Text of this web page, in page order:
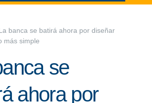
La banca se batirá ahora por diseñar
más simple
se
ahora por